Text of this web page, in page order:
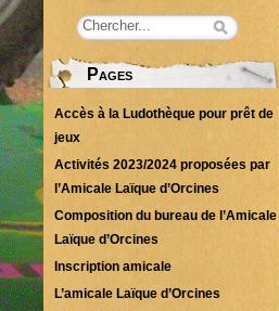
Pages
Accès à la Ludothèque pour prêt de
jeux
Activités 2023/2024 proposées par
l’Amicale Laïque d’Orcines
Composition du bureau de l’Amicale
Laïque d’Orcines
Inscription amicale
L’amicale Laïque d’Orcines